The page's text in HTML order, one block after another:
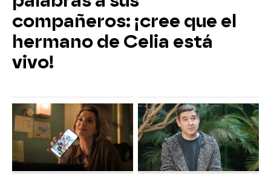
compañeros: ¡cree que el
hermano de Celia está
vivo!